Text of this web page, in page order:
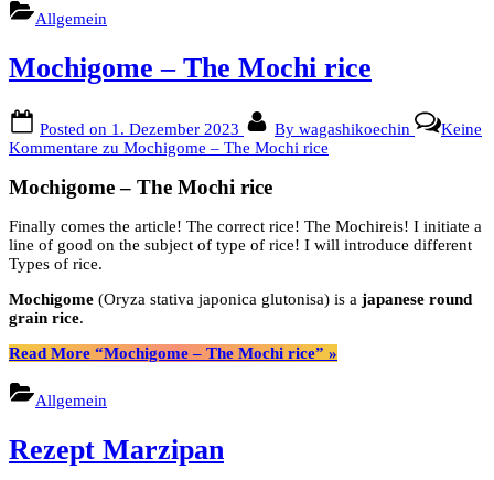
Allgemein
Mochigome – The Mochi rice
Posted on 1. Dezember 2023 By wagashikoechin
Keine
Kommentare zu Mochigome – The Mochi rice
Mochigome – The Mochi rice
Finally comes the article! The correct rice! The Mochireis! I initiate a
line of good on the subject of type of rice! I will introduce different
Types of rice.
Mochigome (Oryza stativa japonica glutonisa) is a japanese round
grain rice.
Read More “Mochigome – The Mochi rice” »
Allgemein
Rezept Marzipan